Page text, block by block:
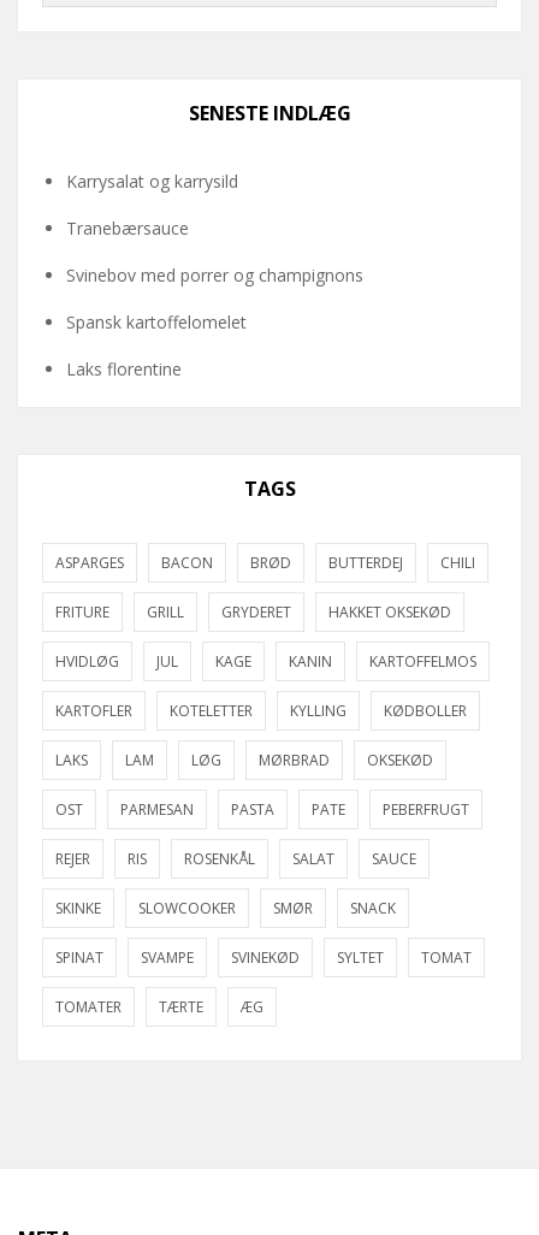
SENESTE INDLÆG
Karrysalat og karrysild
Tranebærsauce
Svinebov med porrer og champignons
Spansk kartoffelomelet
Laks florentine
TAGS
ASPARGES BACON BRØD BUTTERDEJ CHILI
FRITURE GRILL GRYDERET HAKKET OKSEKØD
HVIDLØG JUL KAGE KANIN KARTOFFELMOS
KARTOFLER KOTELETTER KYLLING KØDBOLLER
LAKS LAM LØG MØRBRAD OKSEKØD
OST PARMESAN PASTA PATE PEBERFRUGT
REJER RIS ROSENKÅL SALAT SAUCE
SKINKE SLOWCOOKER SMØR SNACK
SPINAT SVAMPE SVINEKØD SYLTET TOMAT
TOMATER TÆRTE ÆG